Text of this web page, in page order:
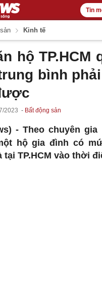
Tin
Kinh tế
hộ
bình
2023 Bất động sản
-Theo chuyên
hộ gia đình có
TP.HCM vào thời